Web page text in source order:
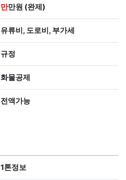
만만원 (완제)
유류비, 도로비, 부가세
규정
화물공제
전액가능
1톤정보